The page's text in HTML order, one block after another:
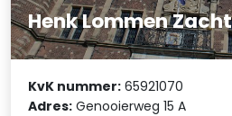
Henk Lommen
KvK nummer: 65921070
Adres: Genooierweg 15 A